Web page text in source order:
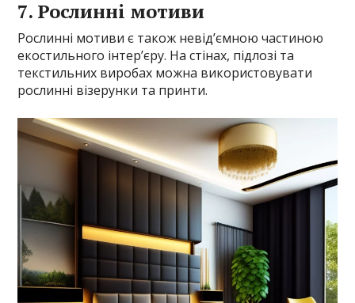
7. Рослинні мотиви
Рослинні мотиви є також невід’ємною частиною
екостильного інтер’єру. На стінах, підлозі та
текстильних виробах можна використовувати
рослинні візерунки та принти.